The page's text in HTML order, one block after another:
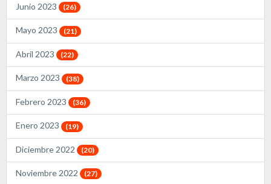
Junio 2023 (26)
Mayo 2023 (21)
Abril 2023 (22)
Marzo 2023 (38)
Febrero 2023 (36)
Enero 2023 (19)
Diciembre 2022 (20)
Noviembre 2022 (27)